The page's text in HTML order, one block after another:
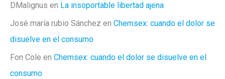
DMalignus en La insoportable libertad ajena
José maría rubio Sánchez en Chemsex: cuando el dolor se
disuelve en el consumo
Fon Cole en Chemsex: cuando el dolor se disuelve en el
consumo